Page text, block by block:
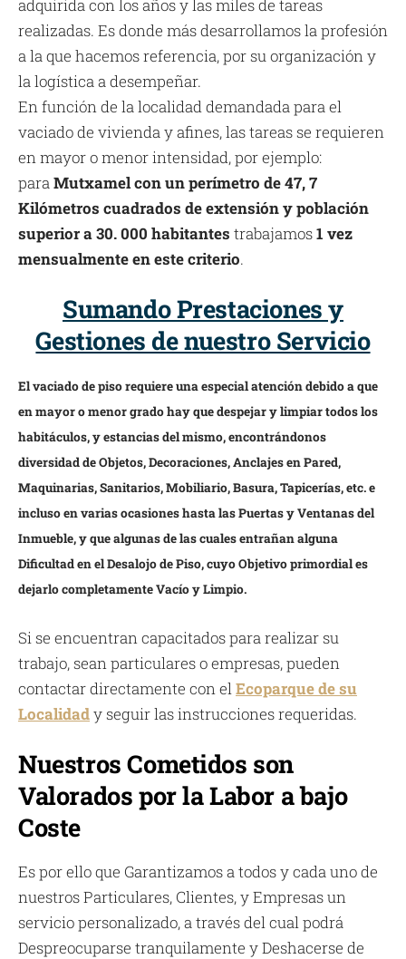
adquirida con los años y las miles de tareas
realizadas. Es donde más desarrollamos la profesión
a la que hacemos referencia, por su organización y
la logística a desempeñar.
En función de la localidad demandada para el
vaciado de vivienda y afines, las tareas se requieren
en mayor o menor intensidad, por ejemplo:
paraMutxamel con un perímetro de 47, 7
Kilómetros cuadrados de extensión y población
superior a 30. 000 habitantes trabajamos1 vez
mensualmente en este criterio.
Sumando Prestaciones y
Gestiones de nuestro Servicio
El vaciado de piso requiere una especial atención debido a que
en mayor o menor grado hay que despejar y limpiar todos los
habitáculos, y estancias del mismo, encontrándonos
diversidad de Objetos, Decoraciones, Anclajes en Pared,
Maquinarias, Sanitarios, Mobiliario, Basura, Tapicerías, etc. e
incluso en varias ocasiones hasta las Puertas y Ventanas del
Inmueble, y que algunas de las cuales entrañan alguna
Dificultad en el Desalojo de Piso, cuyo Objetivo primordial es
dejarlo completamente Vacío y Limpio.
Si se encuentran capacitados para realizar su
trabajo, sean particulares o empresas, pueden
contactar directamente con elEcoparque de su
Localidady seguir las instrucciones requeridas.
Nuestros Cometidos son
Valorados por la Labor a bajo
Coste
Es por ello que Garantizamos a todos y cada uno de
nuestros Particulares, Clientes, y Empresas un
servicio personalizado, a través del cual podrá
Despreocuparse tranquilamente y Deshacerse de